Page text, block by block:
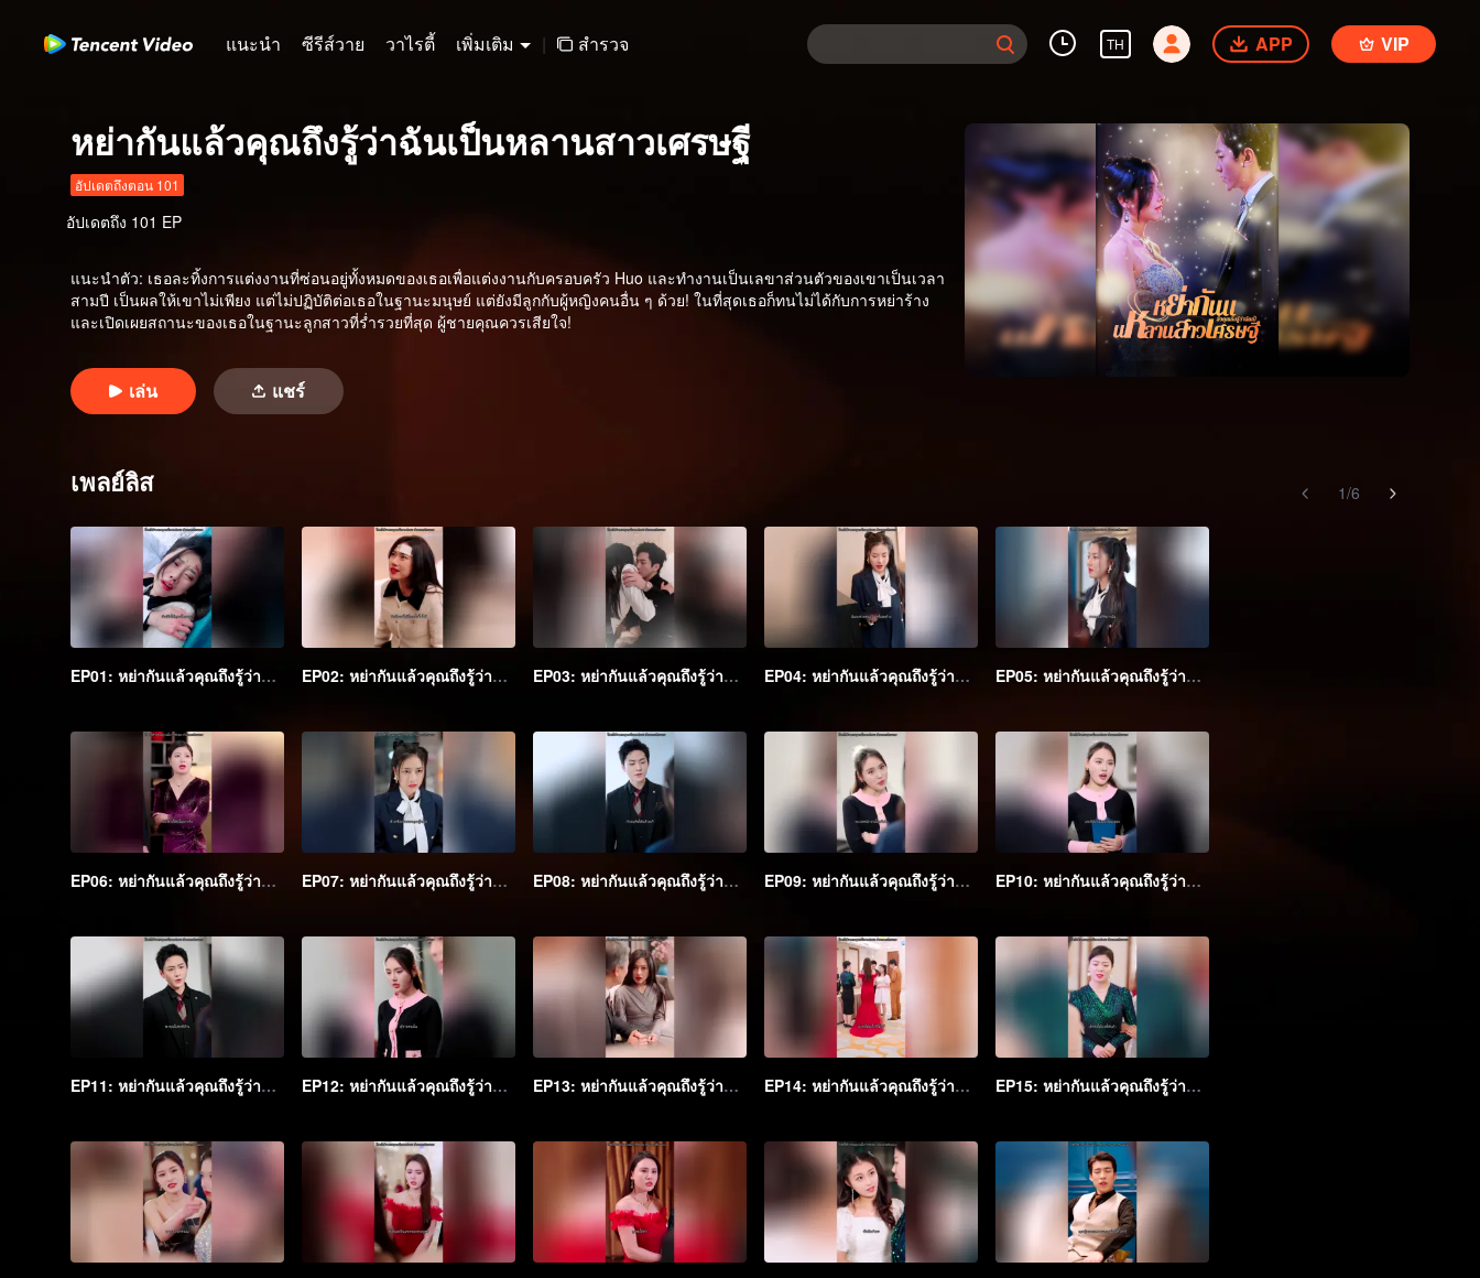
แนะนำ ซีรีส์วาย วาไรตี้ เพิ่มเติม | สำรวจ TH APP VIP
หย่ากันแล้วคุณถึงรู้ว่าฉันเป็นหลานสาวเศรษฐี
อัปเดตถึงตอน 101
อัปเดตถึง 101 EP
แนะนำตัว: เธอละทิ้งการแต่งงานที่ซ่อนอยู่ทั้งหมดของเธอเพื่อแต่งงานกับครอบครัว Huo และทำงานเป็นเลขาส่วนตัวของเขาเป็นเวลา
สามปี เป็นผลให้เขาไม่เพียง แต่ไม่ปฏิบัติต่อเธอในฐานะมนุษย์ แต่ยังมีลูกกับผู้หญิงคนอื่น ๆ ด้วย! ในที่สุดเธอก็ทนไม่ได้กับการหย่าร้าง
และเปิดเผยสถานะของเธอในฐานะลูกสาวที่ร่ำรวยที่สุด ผู้ชายคุณควรเสียใจ!
เล่น แชร์
เพลย์ลิส 1/6
EP01: หย่ากันแล้วคุณถึงรู้ว่าฉันเป็นหลานสาวเศรษฐี EP02: หย่ากันแล้วคุณถึงรู้ว่าฉันเป็นหลานสาวเศรษฐี EP03: หย่ากันแล้วคุณถึงรู้ว่าฉันเป็นหลานสาวเศรษฐี EP04: หย่ากันแล้วคุณถึงรู้ว่าฉันเป็นหลานสาวเศรษฐี EP05: หย่ากันแล้วคุณถึงรู้ว่าฉันเป็นหลานสาวเศรษฐี
EP06: หย่ากันแล้วคุณถึงรู้ว่าฉันเป็นหลานสาวเศรษฐี EP07: หย่ากันแล้วคุณถึงรู้ว่าฉันเป็นหลานสาวเศรษฐี EP08: หย่ากันแล้วคุณถึงรู้ว่าฉันเป็นหลานสาวเศรษฐี EP09: หย่ากันแล้วคุณถึงรู้ว่าฉันเป็นหลานสาวเศรษฐี EP10: หย่ากันแล้วคุณถึงรู้ว่าฉันเป็นหลานสาวเศรษฐี
EP11: หย่ากันแล้วคุณถึงรู้ว่าฉันเป็นหลานสาวเศรษฐี EP12: หย่ากันแล้วคุณถึงรู้ว่าฉันเป็นหลานสาวเศรษฐี EP13: หย่ากันแล้วคุณถึงรู้ว่าฉันเป็นหลานสาวเศรษฐี EP14: หย่ากันแล้วคุณถึงรู้ว่าฉันเป็นหลานสาวเศรษฐี EP15: หย่ากันแล้วคุณถึงรู้ว่าฉันเป็นหลานสาวเศรษฐี